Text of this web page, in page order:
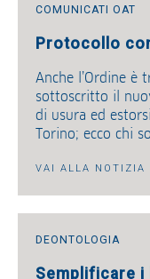
COMUNICATI OAT
Protocollo
Anche l’Ordine è
sottoscritto il
di usura ed
Torino; ecco chi
VAI ALLA NOTIZIA
DEONTOLOGIA
Semplificare